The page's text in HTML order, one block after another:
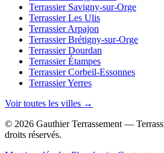
Terrassier Savigny-sur-Orge
Terrassier Les Ulis
Terrassier Arpajon
Terrassier Brétigny-sur-Orge
Terrassier Dourdan
Terrassier Étampes
Terrassier Corbeil-Essonnes
Terrassier Yerres
Voir toutes les villes →
© 2026 Gauthier Terrassement —
droits réservés.